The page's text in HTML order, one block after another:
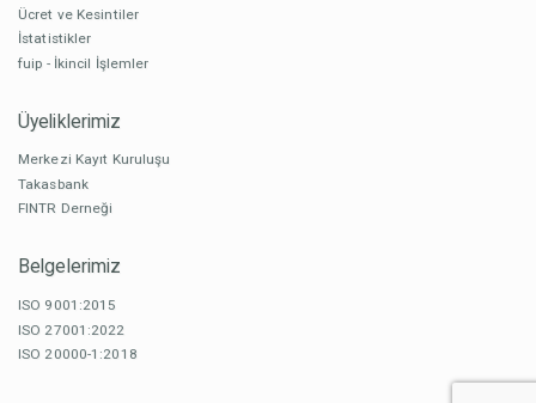
Ücret ve Kesintiler
İstatistikler
fuip - İkincil İşlemler
Üyeliklerimiz
Merkezi Kayıt Kuruluşu
Takasbank
FINTR Derneği
Belgelerimiz
ISO 9001:2015
ISO 27001:2022
ISO 20000-1:2018